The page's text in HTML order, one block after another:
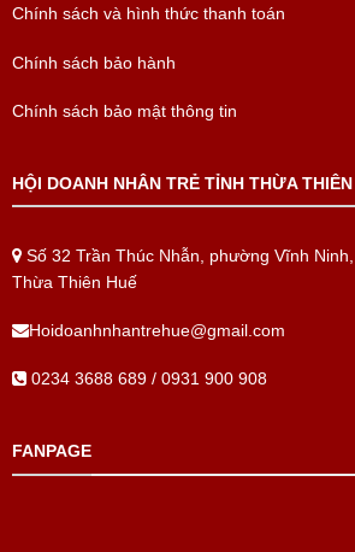
Chính sách và hình thức thanh toán
Chính sách bảo hành
Chính sách bảo mật thông tin
HỘI DOANH NHÂN TRẺ TỈNH THỪA
Số 32 Trần Thúc Nhẫn, phường Vĩnh
Thừa Thiên Huế
Hoidoanhnhantrehue@gmail.com
0234 3688 689 / 0931 900 908
FANPAGE